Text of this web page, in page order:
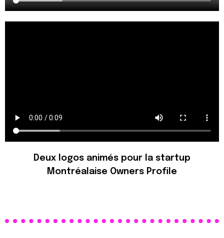
Deux logos animés pour la startup
Montréalaise Owners Profile